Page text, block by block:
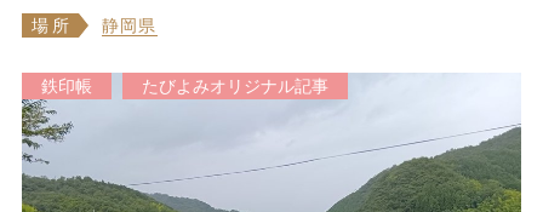
場所
静岡県
鉄印帳 たびよみオリジナル記事